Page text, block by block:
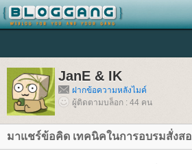
JanE & IK
ฝากข้อความหลังไมค์
ผู้ติดตามบล็อก : 44 คน
มาแชร์ข้อคิด เทคนิคในการอบรมสั่งส